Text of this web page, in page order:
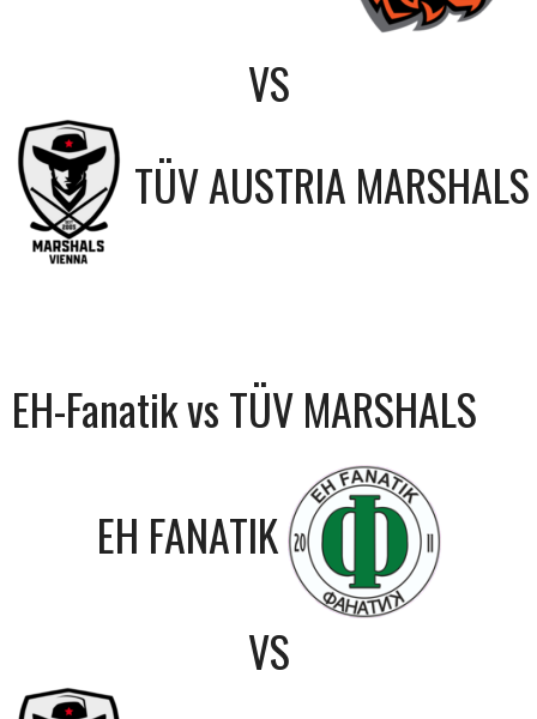
VS
TÜV AUSTRIA MARSHALS
EH-Fanatik vs TÜV MARSHALS
EH FANATIK
VS